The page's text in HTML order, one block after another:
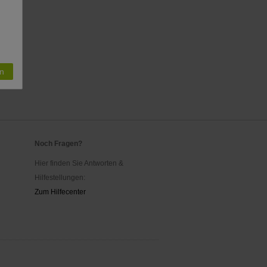
Noch Fragen?
Hier finden Sie Antworten &
Hilfestellungen:
Zum Hilfecenter